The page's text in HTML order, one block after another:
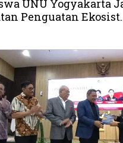
UNU Yogyakarta
Penguatan